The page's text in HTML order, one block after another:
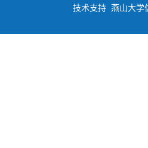
技术支持 燕山大学